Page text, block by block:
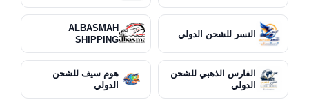
النسر للشحن الدولي
ALBASMAH
SHIPPING
الفارس الذهبي للشحن
الدولي
هوم سيف للشحن
الدولي